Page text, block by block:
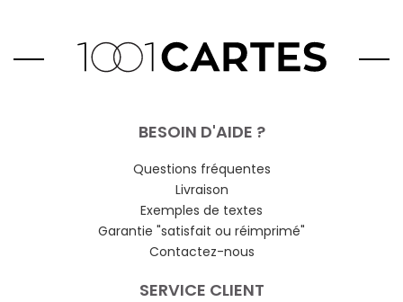
BESOIN D'AIDE ?
Questions fréquentes
Livraison
Exemples de textes
Garantie "satisfait ou réimprimé"
Contactez-nous
SERVICE CLIENT